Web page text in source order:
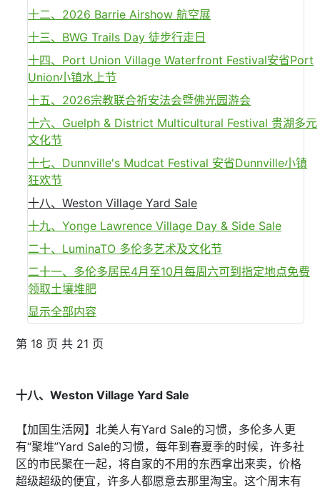
十二、2026 Barrie Airshow 航空展
十三、BWG Trails Day 徒步行走日
十四、Port Union Village Waterfront Festival安省Port
Union小镇水上节
十五、2026宗教联合祈安法会暨佛光园游会
十六、Guelph & District Multicultural Festival 贵湖多元
文化节
十七、Dunnville's Mudcat Festival 安省Dunnville小镇
狂欢节
十八、Weston Village Yard Sale
十九、Yonge Lawrence Village Day & Side Sale
二十、LuminaTO 多伦多艺术及文化节
二十一、多伦多居民4月至10月每周六可到指定地点免费
领取土壤堆肥
显示全部内容
第 18 页 共 21 页
十八、Weston Village Yard Sale
【加国生活网】北美人有Yard Sale的习惯，多伦多人更
有“聚堆”Yard Sale的习惯，每年到春夏季的时候，许多社
区的市民聚在一起，将自家的不用的东西拿出来卖，价格
超级超级的便宜，许多人都愿意去那里淘宝。这个周末有